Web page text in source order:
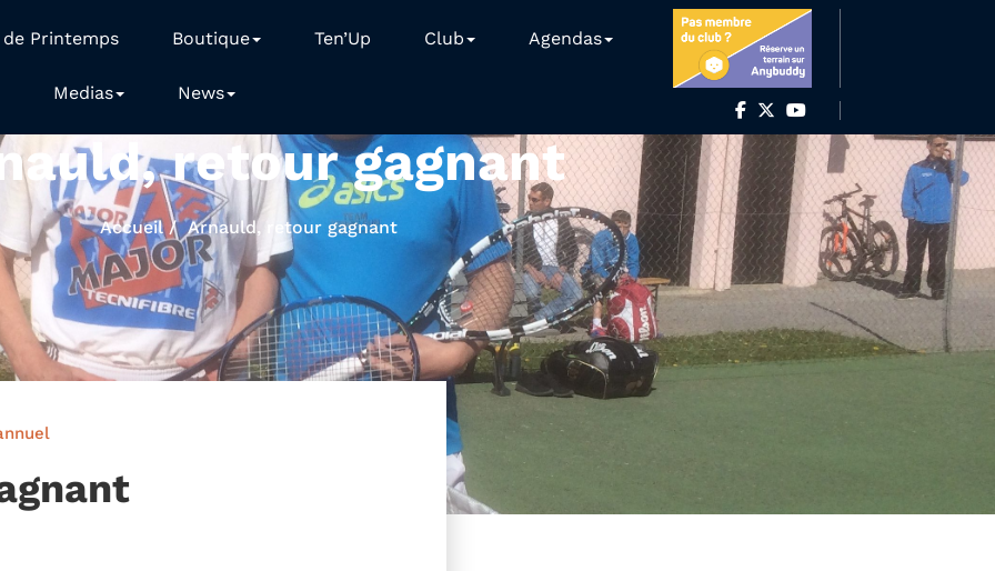
Printemps Boutique Ten’Up Club Agendas
Medias News
retour gagnant
Accueil Arnauld, retour gagnant